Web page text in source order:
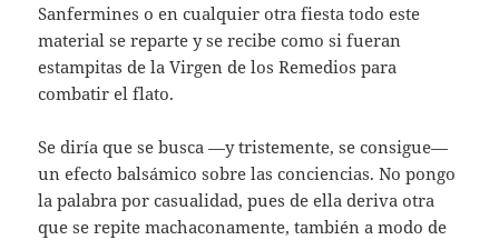
Sanfermines o en cualquier otra fiesta todo este
material se reparte y se recibe como si fueran
estampitas de la Virgen de los Remedios para
combatir el flato.
Se diría que se busca —y tristemente, se consigue—
un efecto balsámico sobre las conciencias. No pongo
la palabra por casualidad, pues de ella deriva otra
que se repite machaconamente, también a modo de